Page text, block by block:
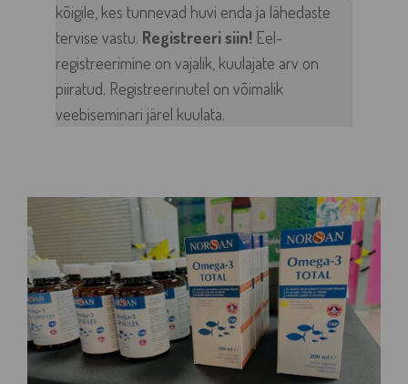
kõigile, kes tunnevad huvi enda ja lähedaste
tervise vastu. Registreeri siin! Eel-
registreerimine on vajalik, kuulajate arv on
piiratud. Registreerinutel on võimalik
veebiseminari järel kuulata.